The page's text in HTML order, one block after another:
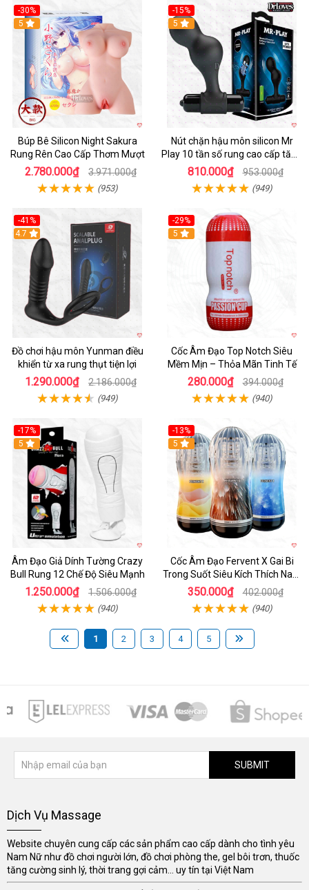
-30%
Hot
5
Búp Bê Silicon Night Sakura
Rung Rên Cao Cấp Thơm Mượt
2.780.000₫ 3.971.000₫
(953)
-15%
Hot
5
Nút chặn hậu môn silicon Mr
Play 10 tần số rung cao cấp tăng
khoái cảm
810.000₫ 953.000₫
(949)
-41%
Hot
4.7
Đồ chơi hậu môn Yunman điều
khiển từ xa rung thụt tiện lợi
1.290.000₫ 2.186.000₫
(949)
-29%
5
Cốc Âm Đạo Top Notch Siêu
Mềm Mịn – Thỏa Mãn Tinh Tế
280.000₫ 394.000₫
(940)
-17%
5
Âm Đạo Giả Dính Tường Crazy
Bull Rung 12 Chế Độ Siêu Mạnh
1.250.000₫ 1.506.000₫
(940)
-13%
Hot
5
Cốc Âm Đạo Fervent X Gai Bi
Trong Suốt Siêu Kích Thích Nam
Giới
350.000₫ 402.000₫
(940)
1 2 3 4 5
SUBMIT
Dịch Vụ Massage
Website chuyên cung cấp các sản phẩm cao cấp dành cho tình yêu
Nam Nữ như đồ chơi người lớn, đồ chơi phòng the, gel bôi trơn, thuốc
tăng cường sinh lý, thời trang gợi cảm... uy tín tại Việt Nam